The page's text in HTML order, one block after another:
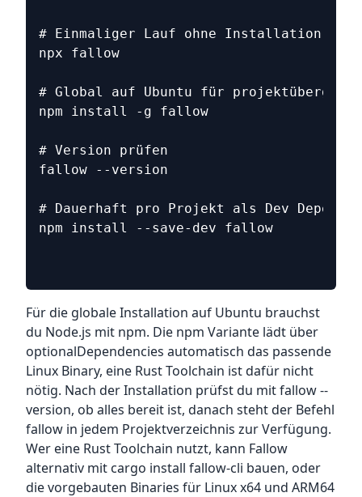
# Einmaliger Lauf ohne Installation
npx fallow
# Global auf Ubuntu für
npm install -g fallow
# Version prüfen
fallow --version
# Dauerhaft pro Projekt als Dev
npm install --save-dev fallow
Für die globale Installation auf Ubuntu brauchst
du Node.js mit npm. Die npm Variante lädt über
optionalDependencies automatisch das passende
Linux Binary, eine Rust Toolchain ist dafür nicht
nötig. Nach der Installation prüfst du mit fallow --
version, ob alles bereit ist, danach steht der Befehl
fallow in jedem Projektverzeichnis zur Verfügung.
Wer eine Rust Toolchain nutzt, kann Fallow
alternativ mit cargo install fallow-cli bauen, oder
die vorgebauten Binaries für Linux x64 und ARM64